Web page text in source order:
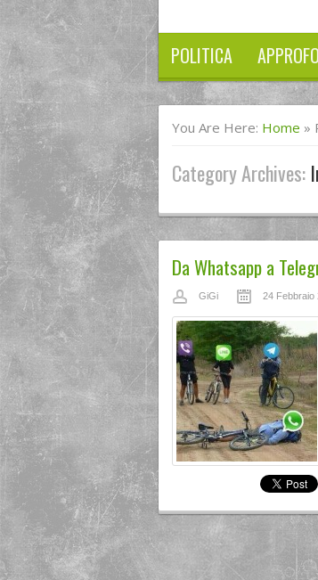
POLITICA
You Are Here: Home »
Category Archives:
Da Whatsapp a
GiGi 24 Febbraio